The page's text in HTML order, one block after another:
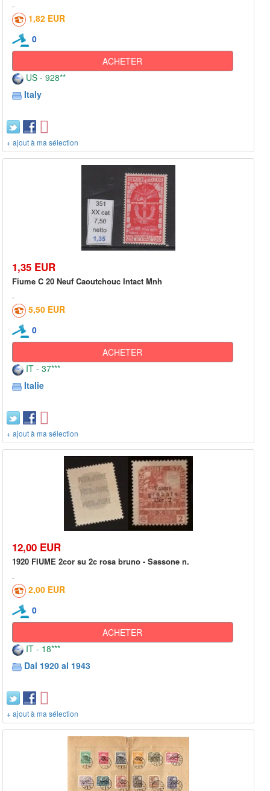
1,82 EUR
0
ACHETER
US - 928**
Italy
+ ajout à ma sélection
1,35 EUR
Fiume C 20 Neuf Caoutchouc Intact Mnh
5,50 EUR
0
ACHETER
IT - 37***
Italie
+ ajout à ma sélection
12,00 EUR
1920 FIUME 2cor su 2c rosa bruno - Sassone n.
2,00 EUR
0
ACHETER
IT - 18***
Dal 1920 al 1943
+ ajout à ma sélection